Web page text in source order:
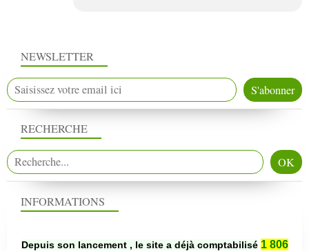
NEWSLETTER
RECHERCHE
INFORMATIONS
Depuis son lancement , le site a déjà comptabilisé 1 806